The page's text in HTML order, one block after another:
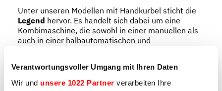
Verantwortungsvoller Umgang mit Ihren Daten
Wir und unsere 1022 Partner verarbeiten Ihre
Unter unseren Modellen mit Handkurbel sticht die
Legend hervor. Es handelt sich dabei um eine
Kombimaschine, die sowohl in einer manuellen als
auch in einer halbautomatischen und
bieten.